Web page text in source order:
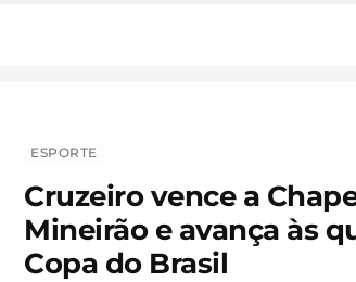
ESPORTE
Cruzeiro vence a
Mineirão e avança às
Copa do Brasil